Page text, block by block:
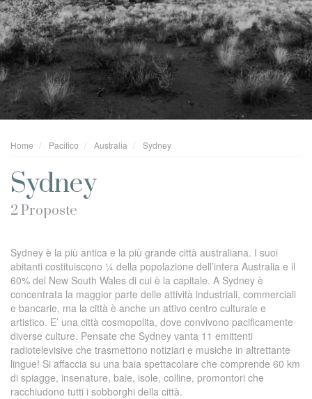
Home Pacifico Australia Sydney
Sydney
2 Proposte
Sydney è la più antica e la più grande città australiana. I suoi
abitanti costituiscono ¼ della popolazione dell’intera Australia e il
60% del New South Wales di cui è la capitale. A Sydney è
concentrata la maggior parte delle attività industriali, commerciali
e bancarie, ma la città è anche un attivo centro culturale e
artistico. E’ una città cosmopolita, dove convivono pacificamente
diverse culture. Pensate che Sydney vanta 11 emittenti
radiotelevisive che trasmettono notiziari e musiche in altrettante
lingue! Si affaccia su una baia spettacolare che comprende 60 km
di spiagge, insenature, baie, isole, colline, promontori che
racchiudono tutti i sobborghi della città.